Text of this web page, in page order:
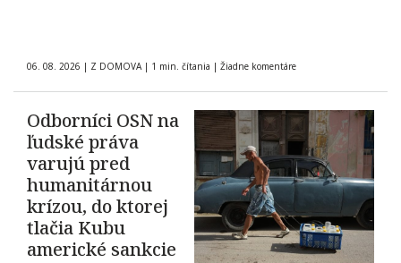
06. 08. 2026 | Z DOMOVA | 1 min. čítania | Žiadne komentáre
Odborníci OSN na
ľudské práva
varujú pred
humanitárnou
krízou, do ktorej
tlačia Kubu
americké sankcie